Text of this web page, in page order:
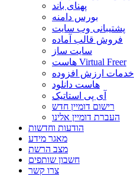
پهنای باند
بورس دامنه
پشتیبانی وب سایت
فروش قالب آماده
سایت ساز
هاست Virtual Freer
خدمات ارزش افزوده
هاست دانلود
آی پی استاتیک
רישום דומיין חדש
העברת דומיין אלינו
הודעות וחדשות
מאגר מידע
מצב הרשת
חשבון שותפים
צרו קשר